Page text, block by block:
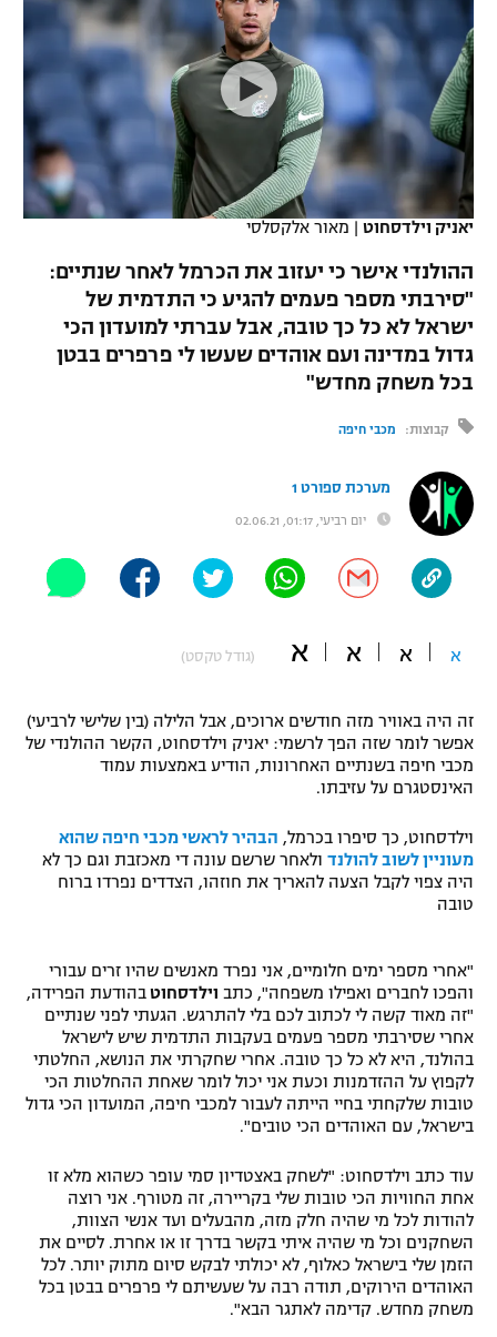
VOD
רץ ברשת
תוצאות
לוח שידורים
ברחבה
"מחצית בשכונה" – פודקאסט
משתתפים וזוכים בפרסים
תקנון משתתפים וזוכים בפרסים
תקנון עבור פעילות אלקטרה
תקנון עבור פעילות ספורט 1 – "מרלן"
גיימינג E-Sports
תנאי שימוש
מדיניות פרטיות
תקנון פעילות ספורט 1
רשיון להקרנה פומבית לבית עסק
הצטרפות לחבילת הערוצים
לוח דרושים – ג'ובנט
תגיות
המגזין
נבחרת ישראל
מכבי חיפה
בית"ר ירושלים
מכבי תל אביב
הפועל תל אביב
הפועל חיפה
הפועל באר שבע
ליגה ספרדית
ליגה איטלקית
ליגה צרפתית
ליגה הולנדית
ליגה טורקית
ליגה סינית
ליגה ברזילאית
ליגות נוספות
מכבי תל אביב
הפועל חולון
הפועל ירושלים
דני אבדיה
יורוליג
יורוקאפ
טניס
כדוריד
כדורעף
שחייה
ג'ודו
אגרוף
ספורט אולימפי
UFC
היאבקות WWE
ספורט מוטורי
כדורמים
אומנויות לחימה
גיימינג E-Sports
יאניק וילדסחוט | מאור אלקסלסי
ההולנדי אישר כי יעזוב את הכרמל לאחר שנתיים:
"סירבתי מספר פעמים להגיע כי התדמית של
ישראל לא כל כך טובה, אבל עברתי למועדון הכי
גדול במדינה ועם אוהדים שעשו לי פרפרים בבטן
בכל משחק מחדש"
קבוצות: מכבי חיפה
מערכת ספורט 1
יום רביעי, 01:17, 02.06.21
א א א א (גודל טקסט)
זה היה באוויר מזה חודשים ארוכים, אבל הלילה (בין שלישי לרביעי)
אפשר לומר שזה הפך לרשמי: יאניק וילדסחוט, הקשר ההולנדי של
מכבי חיפה בשנתיים האחרונות, הודיע באמצעות עמוד
האינסטגרם על עזיבתו.
וילדסחוט, כך סיפרו בכרמל, הבהיר לראשי מכבי חיפה שהוא
מעוניין לשוב להולנד ולאחר שרשם עונה די מאכזבת וגם כך לא
היה צפוי לקבל הצעה להאריך את חוזהו, הצדדים נפרדו ברוח
טובה
"אחרי מספר ימים חלומיים, אני נפרד מאנשים שהיו זרים עבורי
והפכו לחברים ואפילו משפחה", כתב וילדסחוטבהודעת הפרידה,
"זה מאוד קשה לי לכתוב לכם בלי להתרגש. הגעתי לפני שנתיים
אחרי שסירבתי מספר פעמים בעקבות התדמית שיש לישראל
בהולנד, היא לא כל כך טובה. אחרי שחקרתי את הנושא, החלטתי
לקפוץ על ההזדמנות וכעת אני יכול לומר שאחת ההחלטות הכי
טובות שלקחתי בחיי הייתה לעבור למכבי חיפה, המועדון הכי גדול
בישראל, עם האוהדים הכי טובים".
עוד כתב וילדסחוט: "לשחק באצטדיון סמי עופר כשהוא מלא זו
אחת החוויות הכי טובות שלי בקריירה, זה מטורף. אני רוצה
להודות לכל מי שהיה חלק מזה, מהבעלים ועד אנשי הצוות,
השחקנים וכל מי שהיה איתי בקשר בדרך זו או אחרת. לסיים את
הזמן שלי בישראל כאלוף, לא יכולתי לבקש סיום מתוק יותר. לכל
האוהדים הירוקים, תודה רבה על שעשיתם לי פרפרים בבטן בכל
משחק מחדש. קדימה לאתגר הבא".